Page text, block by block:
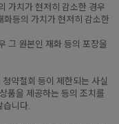
가치가 현저히 감소한 경우
등의 가치가 현저히 감소한
그 원본인 재화 등의 포장을
약철회 등이 제한되는 사실
품을 제공하는 등의 조치를
니다.